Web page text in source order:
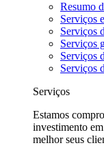
Resumo
Serviços
Serviços
Serviços
Serviços
Serviços
Serviços
Estamos
investimento
melhor seus